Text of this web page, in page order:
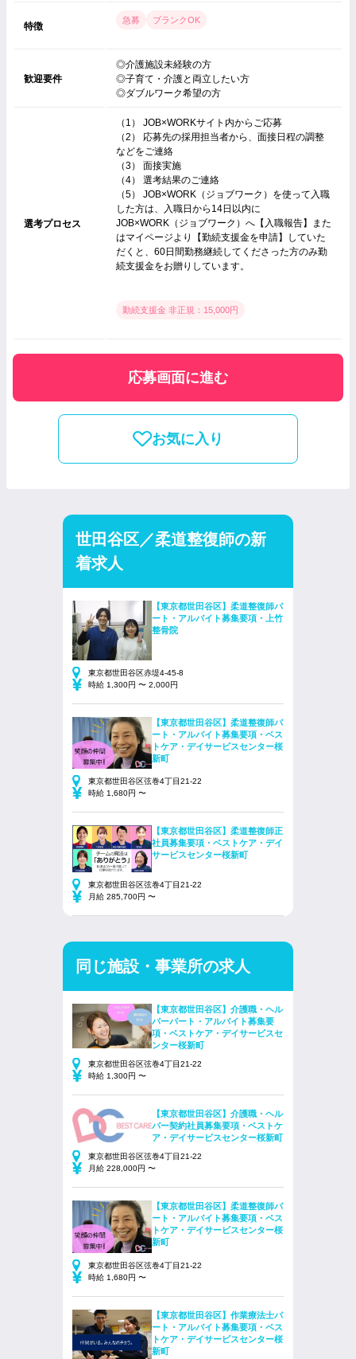
特徴
急募 ブランクOK
歓迎要件
◎介護施設未経験の方
◎子育て・介護と両立したい方
◎ダブルワーク希望の方
選考プロセス
（1） JOB×WORKサイト内からご応募
（2） 応募先の採用担当者から、面接日程の調整
などをご連絡
（3） 面接実施
（4） 選考結果のご連絡
（5） JOB×WORK（ジョブワーク）を使って入職
した方は、入職日から14日以内に
JOB×WORK（ジョブワーク）へ【入職報告】また
はマイページより【勤続支援金を申請】していた
だくと、60日間勤務継続してくださった方のみ勤
続支援金をお贈りしています。
勤続支援金 非正規：15,000円
応募画面に進む
お気に入り
世田谷区／柔道整復師の新
着求人
【東京都世田谷区】柔道整復師パ
ート・アルバイト募集要項・上竹
整骨院
東京都世田谷区赤堤4-45-8
時給 1,300円 〜 2,000円
【東京都世田谷区】柔道整復師パ
ート・アルバイト募集要項・ベス
トケア・デイサービスセンター桜
新町
東京都世田谷区弦巻4丁目21-22
時給 1,680円 〜
【東京都世田谷区】柔道整復師正
社員募集要項・ベストケア・デイ
サービスセンター桜新町
東京都世田谷区弦巻4丁目21-22
月給 285,700円 〜
同じ施設・事業所の求人
【東京都世田谷区】介護職・ヘル
パーパート・アルバイト募集要
項・ベストケア・デイサービスセ
ンター桜新町
東京都世田谷区弦巻4丁目21-22
時給 1,300円 〜
【東京都世田谷区】介護職・ヘル
パー契約社員募集要項・ベストケ
ア・デイサービスセンター桜新町
東京都世田谷区弦巻4丁目21-22
月給 228,000円 〜
【東京都世田谷区】柔道整復師パ
ート・アルバイト募集要項・ベス
トケア・デイサービスセンター桜
新町
東京都世田谷区弦巻4丁目21-22
時給 1,680円 〜
【東京都世田谷区】作業療法士パ
ート・アルバイト募集要項・ベス
トケア・デイサービスセンター桜
新町